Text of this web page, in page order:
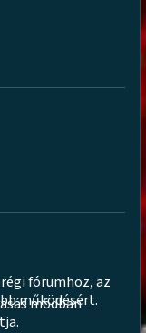
fórumhoz, az
módban
működésért.